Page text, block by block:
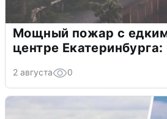
Мощный пожар с
центре Екатеринбурга:
2 августа 0